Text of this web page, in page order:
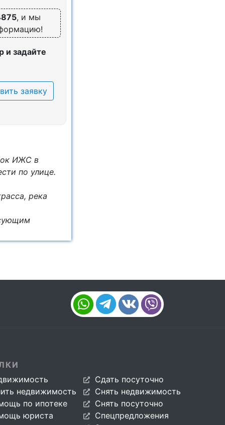
, и мы
и задайте
заявку
ИЖС в
по улице.
река
недвижимость
по ипотеке
юриста
Сдать посуточно
Снять недвижимость
Снять посуточно
Спецпредложения